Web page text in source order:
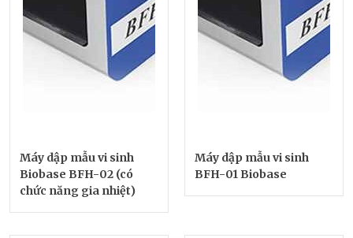
Máy dập mẫu vi sinh
Biobase BFH-02 (có
chức năng gia nhiệt)
Máy dập mẫu vi sinh
BFH-01 Biobase